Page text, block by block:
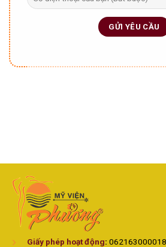
Giấy phép hoạt động: 062163000018